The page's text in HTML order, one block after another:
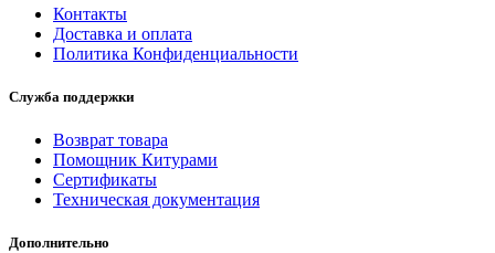
Контакты
Доставка и оплата
Политика Конфиденциальности
Служба поддержки
Возврат товара
Помощник Китурами
Сертификаты
Техническая документация
Дополнительно